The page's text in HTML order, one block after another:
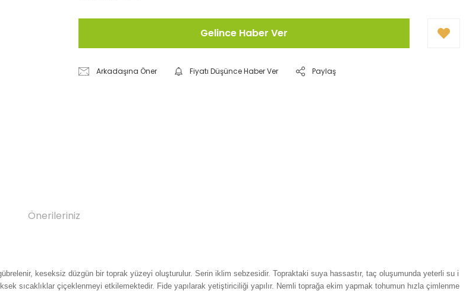
Gelince Haber Ver
Arkadaşına Öner Fiyatı Düşünce Haber Ver Paylaş
Önerileriniz
keseksiz düzgün bir toprak yüzeyi oluşturulur. Serin iklim sebzesidir. Topraktaki suya hassastır, taç oluşumunda yeterli su i
sıcaklıklar çiçeklenmeyi etkilemektedir. Fide yapılarak yetiştiriciliği yapılır. Nemli toprağa ekim yapmak tohumun hızla çimlenme